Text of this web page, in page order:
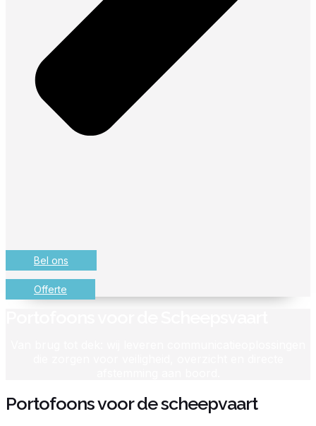
Bel ons
Offerte
Portofoons voor de scheepvaart